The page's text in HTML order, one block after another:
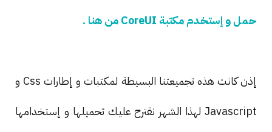
حمل و إستخدم مكتبة CoreUI من هنا .
إذن كانت هذه تجميعتنا البسيطة لمكتبات و إطارات Css و
Javascript لهذا الشهر نقترح عليك تحميلها و إستخدامها